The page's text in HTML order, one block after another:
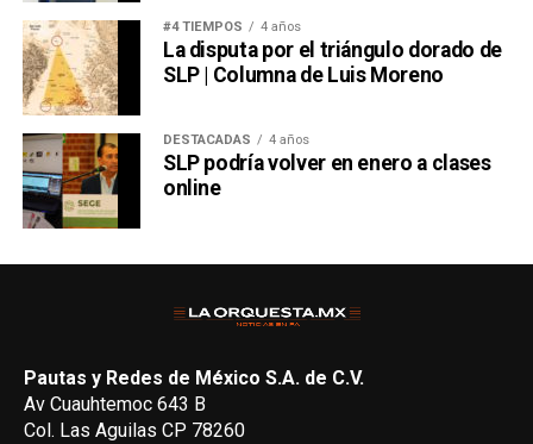
#4 TIEMPOS 4 años
La disputa por el triángulo dorado de
SLP | Columna de Luis Moreno
DESTACADAS 4 años
SLP podría volver en enero a clases
online
Pautas y Redes de México S.A. de C.V.
Av Cuauhtemoc 643 B
Col. Las Aguilas CP 78260